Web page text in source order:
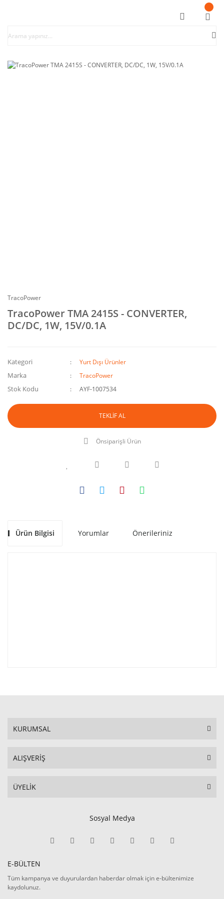
TracoPower
TracoPower TMA 2415S - CONVERTER,
DC/DC, 1W, 15V/0.1A
Kategori Yurt Dışı Ürünler
Marka TracoPower
Stok Kodu AYF-1007534
TEKLİF AL
Önsiparişli Ürün
Ürün Bilgisi Yorumlar Önerileriniz
KURUMSAL
ALIŞVERİŞ
ÜYELİK
Sosyal Medya
E-BÜLTEN
Tüm kampanya ve duyurulardan haberdar olmak için e-bültenimize
kaydolunuz.